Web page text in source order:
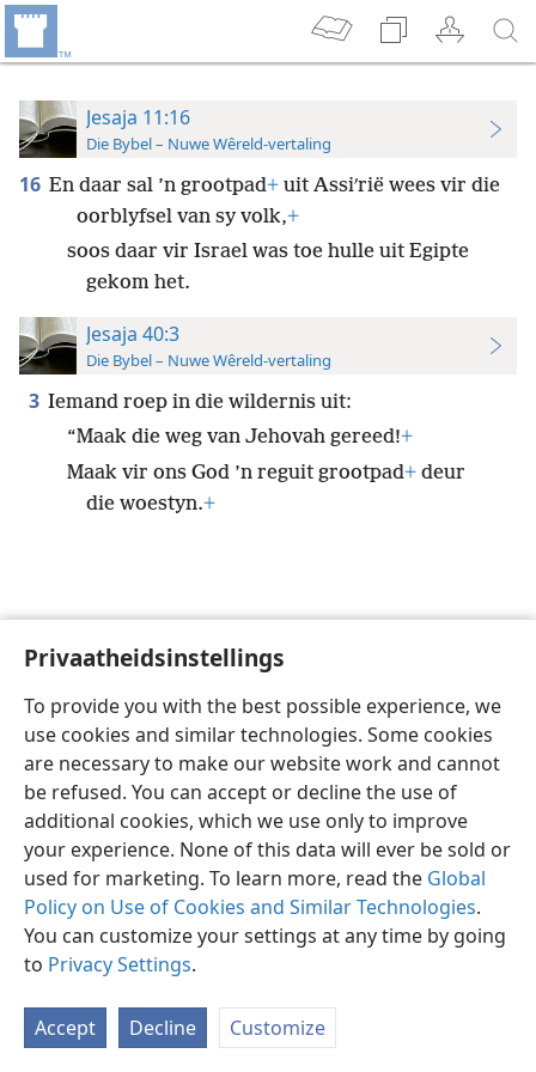
Privaatheidsinstellings
To provide you with the best possible experience, we
use cookies and similar technologies. Some cookies
are necessary to make our website work and cannot
be refused. You can accept or decline the use of
additional cookies, which we use only to improve
your experience. None of this data will ever be sold or
used for marketing. To learn more, read the Global
Policy on Use of Cookies and Similar Technologies.
You can customize your settings at any time by going
to Privacy Settings.
Accept Decline Customize
Jesaja 11:16
Die Bybel – Nuwe Wêreld-vertaling
16 En daar sal ’n grootpad+ uit Assiʹrië wees vir die
oorblyfsel van sy volk,+
soos daar vir Israel was toe hulle uit Egipte
gekom het.
Jesaja 40:3
Die Bybel – Nuwe Wêreld-vertaling
3 Iemand roep in die wildernis uit:
“Maak die weg van Jehovah gereed!+
Maak vir ons God ’n reguit grootpad+ deur
die woestyn.+
Afrikaans Voorkeure
Copyright© 2026 Watch Tower Bible and Tract Society of Pennsylvania
Privaatheidsbeleid
JW.ORG
Meld aan